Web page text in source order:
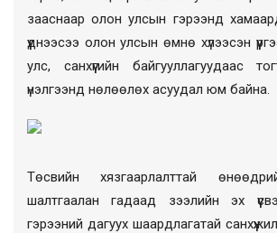
зааснаар олон улсын гэрээнд
үүднээсээ олон улсын өмнө хүлээсэн
улс, санхүүгийн байгууллагуудаас
үнэлгээнд нөлөөлөх асуудал юм байна.
Төсвийн хязгаарлалттай
шалтгаалан гадаад зээлийн эх
гэрээний дагуух шаардлагатай